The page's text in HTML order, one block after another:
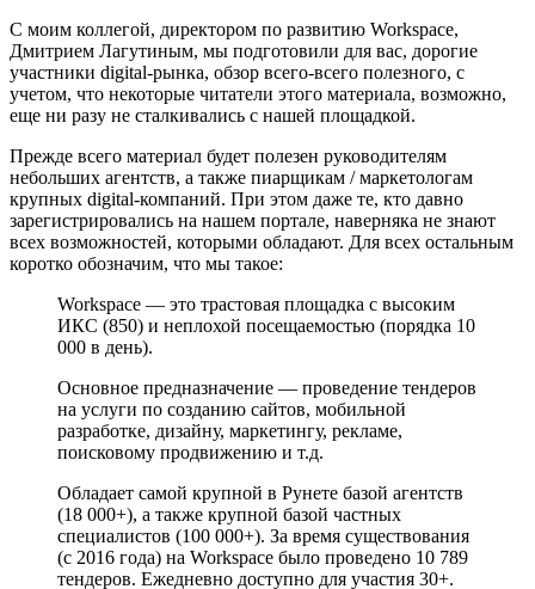
С моим коллегой, директором по развитию Workspace,
Дмитрием Лагутиным, мы подготовили для вас, дорогие
участники digital-рынка, обзор всего-всего полезного, с
учетом, что некоторые читатели этого материала, возможно,
еще ни разу не сталкивались с нашей площадкой.
Прежде всего материал будет полезен руководителям
небольших агентств, а также пиарщикам / маркетологам
крупных digital-компаний. При этом даже те, кто давно
зарегистрировались на нашем портале, наверняка не знают
всех возможностей, которыми обладают. Для всех остальным
коротко обозначим, что мы такое:
Workspace — это трастовая площадка с высоким
ИКС (850) и неплохой посещаемостью (порядка 10
000 в день).
Основное предназначение — проведение тендеров
на услуги по созданию сайтов, мобильной
разработке, дизайну, маркетингу, рекламе,
поисковому продвижению и т.д.
Обладает самой крупной в Рунете базой агентств
(18 000+), а также крупной базой частных
специалистов (100 000+). За время существования
(с 2016 года) на Workspace было проведено 10 789
тендеров. Ежедневно доступно для участия 30+.